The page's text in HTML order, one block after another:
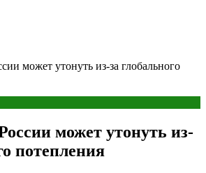
может утонуть из-за глобального
может утонуть из-
потепления